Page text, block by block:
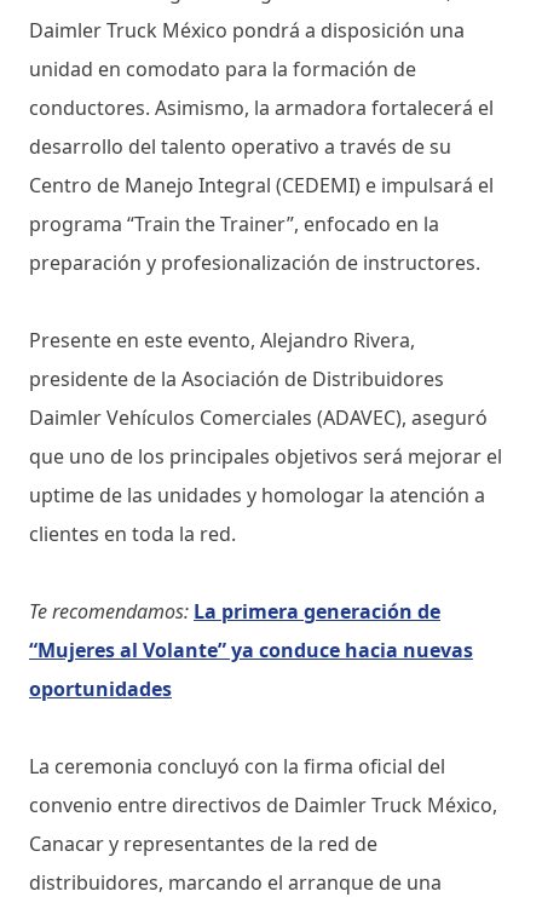
Daimler Truck México pondrá a disposición una
unidad en comodato para la formación de
conductores. Asimismo, la armadora fortalecerá el
desarrollo del talento operativo a través de su
Centro de Manejo Integral (CEDEMI) e impulsará el
programa “Train the Trainer”, enfocado en la
preparación y profesionalización de instructores.
Presente en este evento, Alejandro Rivera,
presidente de la Asociación de Distribuidores
Daimler Vehículos Comerciales (ADAVEC), aseguró
que uno de los principales objetivos será mejorar el
uptime de las unidades y homologar la atención a
clientes en toda la red.
Te recomendamos: La primera generación de
“Mujeres al Volante” ya conduce hacia nuevas
oportunidades
La ceremonia concluyó con la firma oficial del
convenio entre directivos de Daimler Truck México,
Canacar y representantes de la red de
distribuidores, marcando el arranque de una